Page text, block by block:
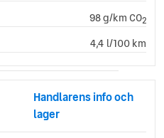
98 g/km CO2
4,4 l/100 km
Handlarens info och
lager